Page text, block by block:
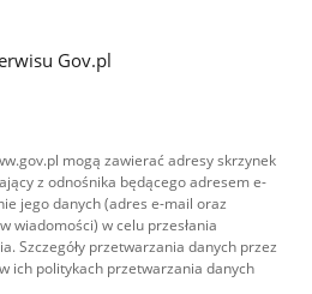
Gov.pl
mogą zawierać adresy skrzynek
z odnośnika będącego adresem e-
jego danych (adres e-mail oraz
wiadomości) w celu przesłania
Szczegóły przetwarzania danych przez
ich politykach przetwarzania danych